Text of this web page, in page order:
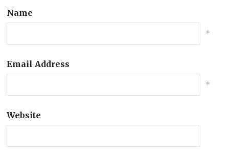
Name
*
Email Address
*
Website